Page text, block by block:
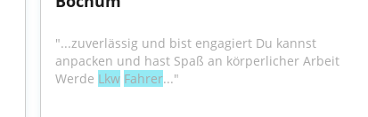
"...zuverlässig und bist engagiert Du kannst
anpacken und hast Spaß an körperlicher Arbeit
Werde Lkw Fahrer..."